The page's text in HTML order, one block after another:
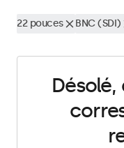
22 pouces BNC (SDI)